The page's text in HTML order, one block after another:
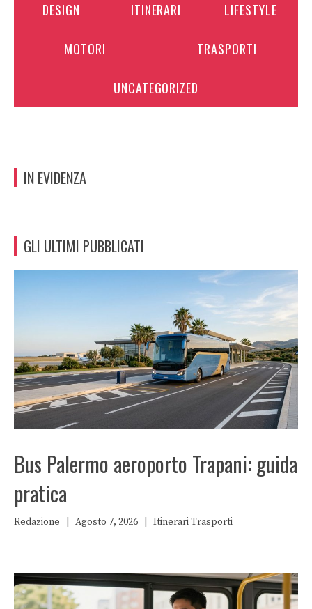
DESIGN ITINERARI LIFESTYLE
MOTORI TRASPORTI
UNCATEGORIZED
IN EVIDENZA
GLI ULTIMI PUBBLICATI
Bus Palermo aeroporto Trapani: guida
pratica
Redazione Agosto 7, 2026 ItinerariTrasporti